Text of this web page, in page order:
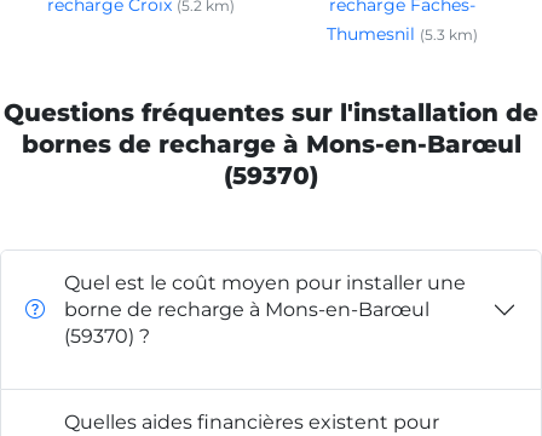
recharge Croix (5.2 km)
recharge Faches-
Thumesnil (5.3 km)
Questions fréquentes sur l'installation de
bornes de recharge à Mons-en-Barœul
(59370)
Quel est le coût moyen pour installer une
borne de recharge à Mons-en-Barœul
(59370) ?
Quelles aides financières existent pour